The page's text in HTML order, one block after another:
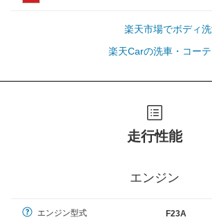
楽天市場でボディ
楽天Carの洗車・コー
走行性能
エンジン
エンジン型式 F23A